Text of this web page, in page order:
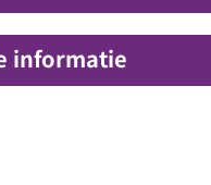
informatie